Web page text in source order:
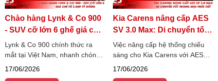
Chào hàng Lynk & Co 900
- SUV cỡ lớn 6 ghế giá chỉ
từ 3.069 tỷ đồng
Lynk & Co 900 chính thức ra
mắt tại Việt Nam, nhanh chóng
thu hút sự chú ý nhờ định vị
17/06/2026
Kia Carens nâng cấp AES
SV 3.0 Max: Di chuyển tốt
trong mọi thời tiết
Việc nâng cấp hệ thống chiếu
sáng cho Kia Carens với AES
SV 3.0 Max giúp cải thiện rõ rệt
17/06/2026